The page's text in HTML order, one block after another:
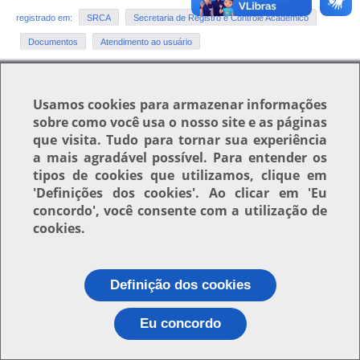
registrado em: SRCA Secretaria de Registro e Controle Acadêmico
Documentos Atendimento ao usuário
Voltar para o topo
Usamoscookies para armazenar informações
sobre como você usa o nosso site e as páginas
que visita. Tudo para tornar sua experiência
a mais agradável possível. Para entender os
tipos de cookies que utilizamos, clique em
'Definições dos cookies'. Ao clicar em 'Eu
concordo', você consente com a utilização de
cookies.